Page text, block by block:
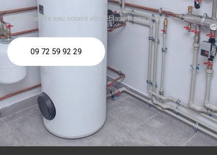
devis Chauffe eau solaire elm leblanc Noisy le Sec
09 72 59 92 29